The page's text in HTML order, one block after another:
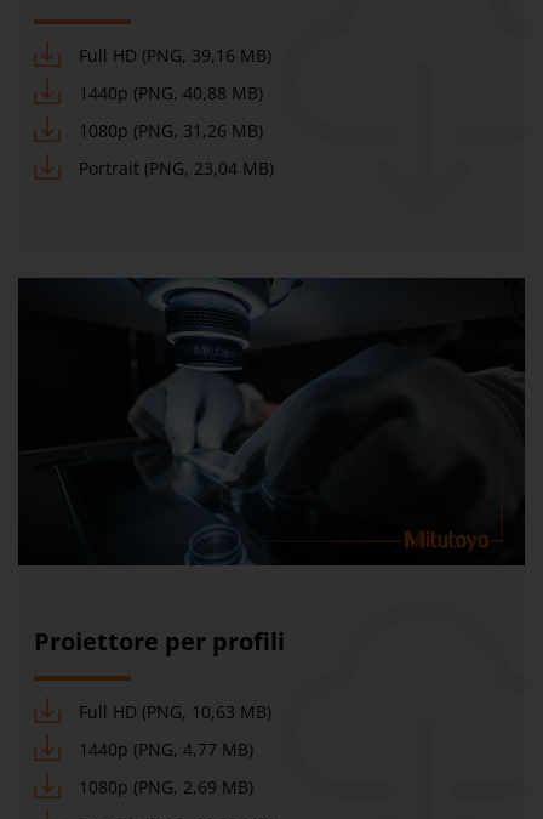
Full HD (PNG, 39,16 MB)
1440p (PNG, 40,88 MB)
1080p (PNG, 31,26 MB)
Portrait (PNG, 23,04 MB)
Proiettore per profili
Full HD (PNG, 10,63 MB)
1440p (PNG, 4,77 MB)
1080p (PNG, 2,69 MB)